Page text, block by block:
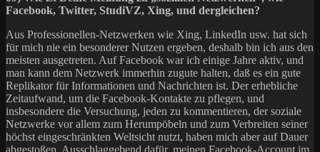
Facebook, Twitter, StudiVZ, Xing, und dergleichen?
Aus Professionellen-Netzwerken wie Xing, LinkedIn usw. hat sich
für mich nie ein besonderer Nutzen ergeben, deshalb bin ich aus den
meisten ausgetreten. Auf Facebook war ich einige Jahre aktiv, und
man kann dem Netzwerk immerhin zugute halten, daß es ein gute
Replikator für Informationen und Nachrichten ist. Der erhebliche
Zeitaufwand, um die Facebook-Kontakte zu pflegen, und
insbesondere die Versuchung, jeden zu kommentieren, der soziale
Netzwerke vor allem zum Herumpöbeln und zum Verbreiten seiner
höchst eingeschränkten Weltsicht nutzt, haben mich aber auf Dauer
abgestoßen. Ausschlaggebend dafür, meinen Facebook-Account im